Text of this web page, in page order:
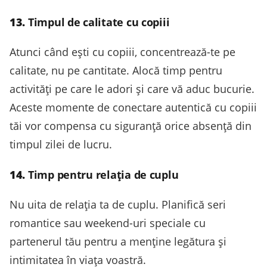
13. Timpul de calitate cu copiii
Atunci când ești cu copiii, concentrează-te pe
calitate, nu pe cantitate. Alocă timp pentru
activități pe care le adori și care vă aduc bucurie.
Aceste momente de conectare autentică cu copiii
tăi vor compensa cu siguranță orice absență din
timpul zilei de lucru.
14. Timp pentru relația de cuplu
Nu uita de relația ta de cuplu. Planifică seri
romantice sau weekend-uri speciale cu
partenerul tău pentru a menține legătura și
intimitatea în viața voastră.